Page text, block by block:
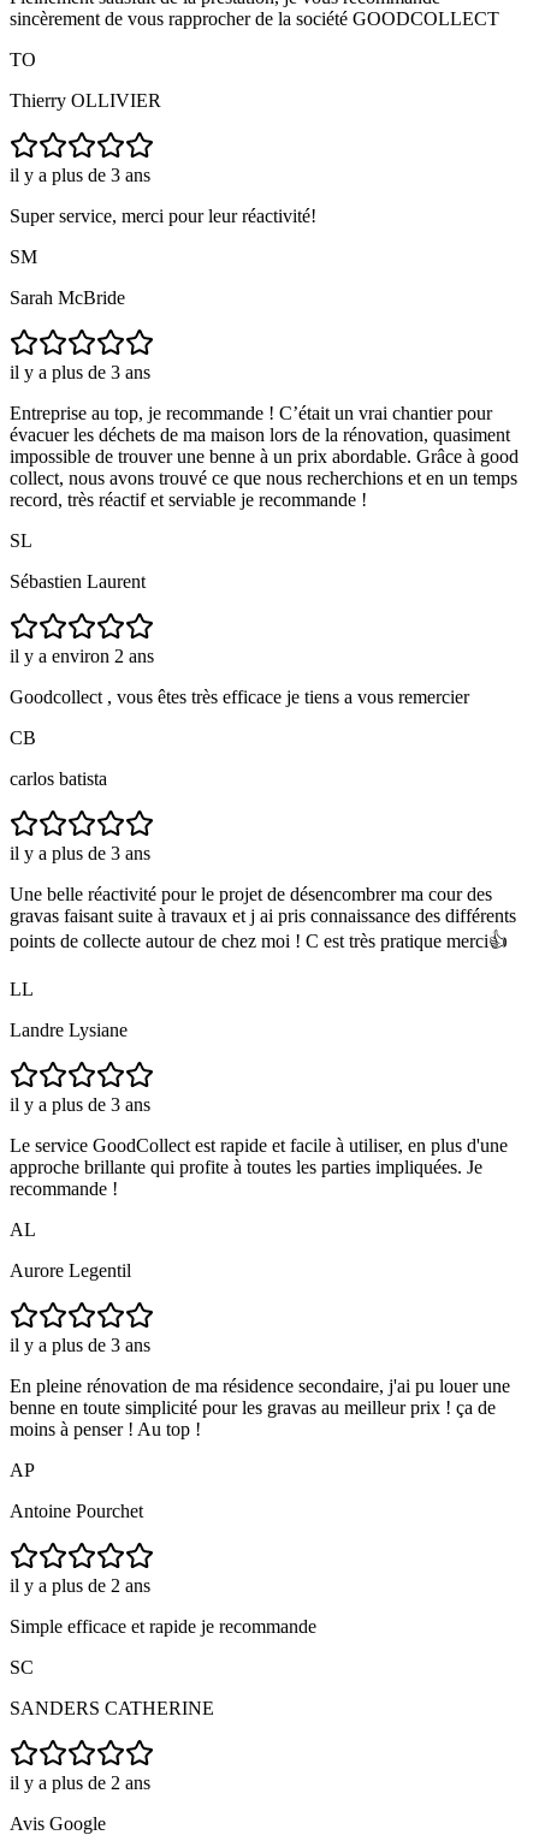
sincèrement de vous rapprocher de la société GOODCOLLECT
TO
Thierry OLLIVIER
il y a plus de 3 ans
Super service, merci pour leur réactivité!
SM
Sarah McBride
il y a plus de 3 ans
Entreprise au top, je recommande ! C’était un vrai chantier pour
évacuer les déchets de ma maison lors de la rénovation, quasiment
impossible de trouver une benne à un prix abordable. Grâce à good
collect, nous avons trouvé ce que nous recherchions et en un temps
record, très réactif et serviable je recommande !
SL
Sébastien Laurent
il y a environ 2 ans
Goodcollect , vous êtes très efficace je tiens a vous remercier
CB
carlos batista
il y a plus de 3 ans
Une belle réactivité pour le projet de désencombrer ma cour des
gravas faisant suite à travaux et j ai pris connaissance des différents
points de collecte autour de chez moi ! C est très pratique merci👍
LL
Landre Lysiane
il y a plus de 3 ans
Le service GoodCollect est rapide et facile à utiliser, en plus d'une
approche brillante qui profite à toutes les parties impliquées. Je
recommande !
AL
Aurore Legentil
il y a plus de 3 ans
En pleine rénovation de ma résidence secondaire, j'ai pu louer une
benne en toute simplicité pour les gravas au meilleur prix ! ça de
moins à penser ! Au top !
AP
Antoine Pourchet
il y a plus de 2 ans
Simple efficace et rapide je recommande
SC
SANDERS CATHERINE
il y a plus de 2 ans
Avis Google